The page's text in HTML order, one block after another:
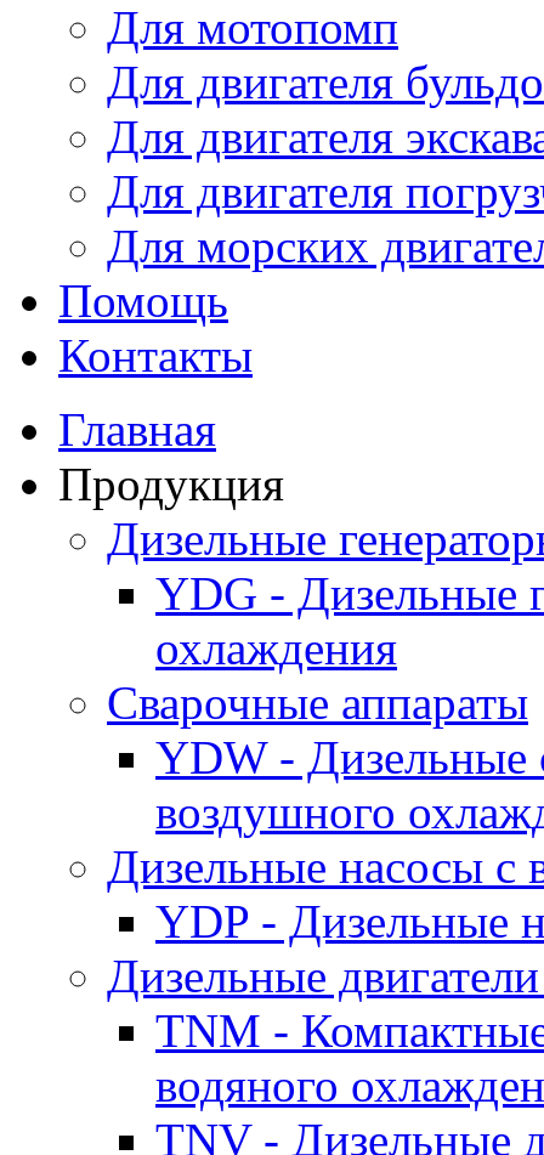
Для мотопомп
Для двигателя
Для двигателя
Для двигателя
Для морских
Помощь
Контакты
Главная
Продукция
Дизельные
YDG - Дизельные
охлаждения
Cварочные аппараты
YDW - Дизельные
воздушного
Дизельные насосы
YDP - Дизельные
Дизельные
TNM -
водяного
TNV - Дизельные